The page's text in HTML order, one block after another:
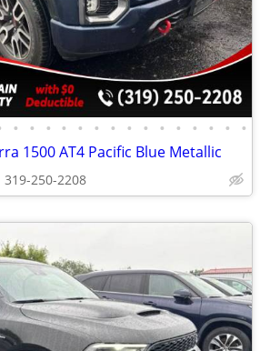
• • • • • • • • • • • • • • •
1500 AT4 Pacific Blue Metallic
319-250-2208